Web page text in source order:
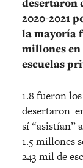
desertaron
2020-2021
la mayoría
millones en
escuelas
1.8 fueron
desertaron
sí “asistían”
1.5 millones
243 mil de